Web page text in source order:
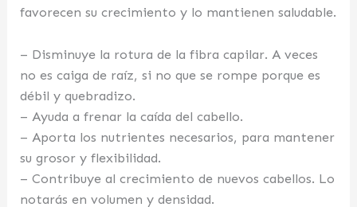
favorecen su crecimiento y lo mantienen saludable.
– Disminuye la rotura de la fibra capilar. A veces
no es caiga de raíz, si no que se rompe porque es
débil y quebradizo.
– Ayuda a frenar la caída del cabello.
– Aporta los nutrientes necesarios, para mantener
su grosor y flexibilidad.
– Contribuye al crecimiento de nuevos cabellos. Lo
notarás en volumen y densidad.